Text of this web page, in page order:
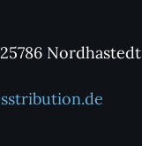
Nordhastedt